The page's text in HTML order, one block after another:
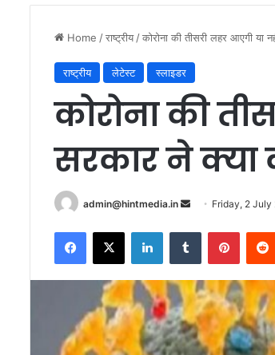
Home /राष्ट्रीय /कोरोना की तीसरी लहर आएगी या
राष्ट्रीय लेटेस्ट स्लाइडर
कोरोना की
सरकार ने क्‍या
admin@hintmedia.in
Send Friday, 2 July
Facebook
X LinkedInTumblr